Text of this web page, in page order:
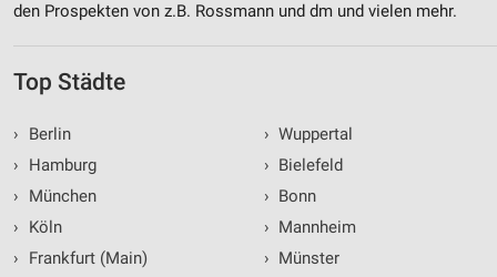
den Prospekten von z.B. Rossmann und dm und vielen mehr.
Top Städte
›
Berlin
›
Hamburg
›
München
›
Köln
›
Frankfurt (Main)
› Wuppertal
› Bielefeld
› Bonn
› Mannheim
› Münster